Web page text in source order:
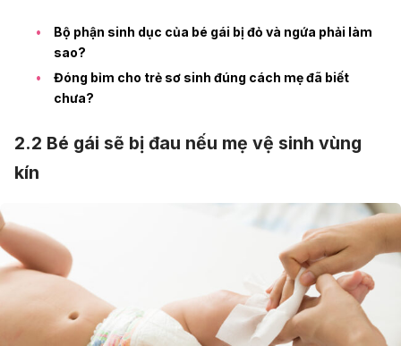
Bộ phận sinh dục của bé gái bị đỏ và ngứa phải làm
sao?
Đóng bỉm cho trẻ sơ sinh đúng cách mẹ đã biết
chưa?
2.2 Bé gái sẽ bị đau nếu mẹ vệ sinh vùng
kín